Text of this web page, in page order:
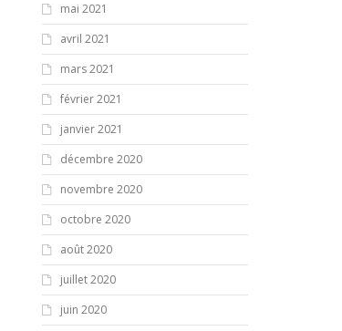
mai 2021
avril 2021
mars 2021
février 2021
janvier 2021
décembre 2020
novembre 2020
octobre 2020
août 2020
juillet 2020
juin 2020